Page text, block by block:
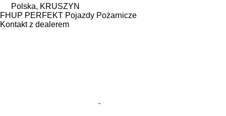
Polska, KRUSZYN
FHUP PERFEKT Pojazdy Pożarnicze
Kontakt z dealerem